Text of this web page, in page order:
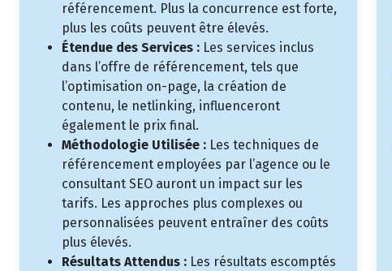
référencement. Plus la concurrence est forte,
plus les coûts peuvent être élevés.
Étendue des Services : Les services inclus
dans l’offre de référencement, tels que
l’optimisation on-page, la création de
contenu, le netlinking, influenceront
également le prix final.
Méthodologie Utilisée : Les techniques de
référencement employées par l’agence ou le
consultant SEO auront un impact sur les
tarifs. Les approches plus complexes ou
personnalisées peuvent entraîner des coûts
plus élevés.
Résultats Attendus : Les résultats escomptés